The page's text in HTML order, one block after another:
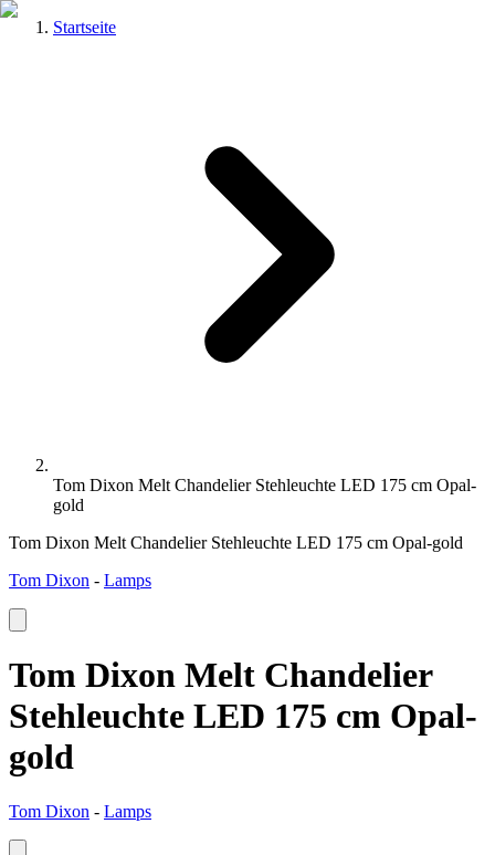
Startseite
Tom Dixon Melt Chandelier Stehleuchte LED 175 cm Opal-
gold
Tom Dixon Melt Chandelier Stehleuchte LED 175 cm Opal-gold
Tom Dixon - Lamps
Tom Dixon Melt Chandelier
Stehleuchte LED 175 cm Opal-
gold
Tom Dixon - Lamps